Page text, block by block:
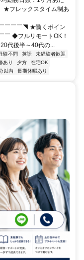
★フレックスタイム制あ
￣￣￣◥ ★働くポイン
￣ ◆フルリモートOK！
代後半～40代の...
験不問 英語
未経験者歓迎
あり 夕方
在宅OK
以内 長期休暇あり